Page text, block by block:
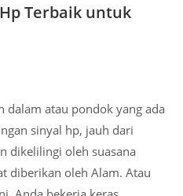
Terbaik untuk
dalam atau pondok yang ada
sinyal hp, jauh dari
dikelilingi oleh suasana
diberikan oleh Alam. Atau